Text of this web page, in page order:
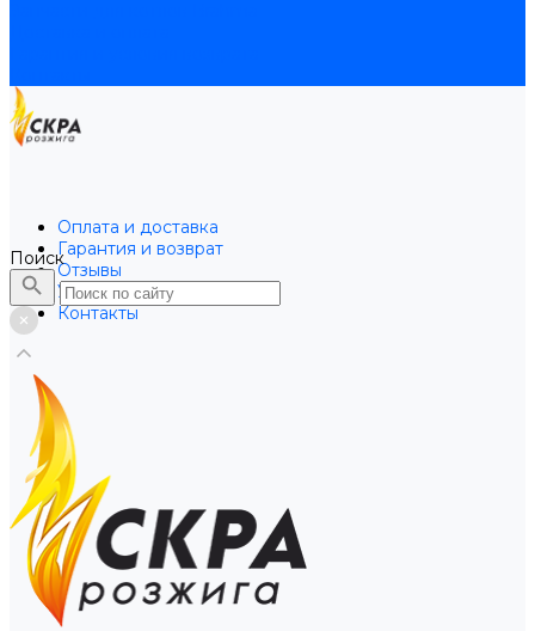
Оплата и доставка
Гарантия и возврат
Отзывы
Услуги
Контакты
Поиск